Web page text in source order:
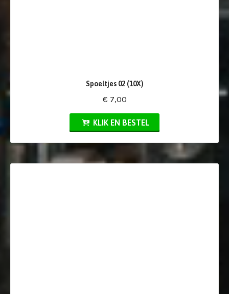
Spoeltjes 02 (10X)
€ 7,00
KLIK EN BESTEL